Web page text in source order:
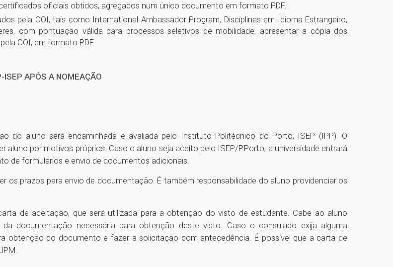
oficiais obtidos, agregados num único documento em formato PDF;
pela COI, tais como International Ambassador Program, Disciplinas em Idioma Estrangeiro,
com pontuação válida para processos seletivos de mobilidade, apresentar a cópia dos
COI, em formato PDF.
ISEP APÓS A NOMEAÇÃO
do aluno será encaminhada e avaliada pelo Instituto Politécnico do Porto, ISEP (IPP). O
aluno por motivos próprios. Caso o aluno seja aceito pelo ISEP/P.Porto, a universidade entrará
de formulários e envio de documentos adicionais.
os prazos para envio de documentação. É também responsabilidade do aluno providenciar os
de aceitação, que será utilizada para a obtenção do visto de estudante. Cabe ao aluno
documentação necessária para obtenção deste visto. Caso o consulado exija alguma
obtenção do documento e fazer a solicitação com antecedência. É possível que a carta de